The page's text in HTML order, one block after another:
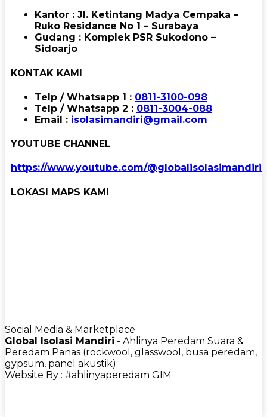
Kantor : Jl. Ketintang Madya Cempaka –
Ruko Residance No 1 – Surabaya
Gudang : Komplek PSR Sukodono –
Sidoarjo
KONTAK KAMI
Telp / Whatsapp 1 : 0811-3100-098
Telp / Whatsapp 2 : 0811-3004-088
Email : isolasimandiri@gmail.com
YOUTUBE CHANNEL
https://www.youtube.com/@globalisolasimandiri
LOKASI MAPS KAMI
Social Media & Marketplace
Global Isolasi Mandiri - Ahlinya Peredam Suara &
Peredam Panas (rockwool, glasswool, busa peredam,
gypsum, panel akustik)
Website By : #ahlinyaperedam GIM